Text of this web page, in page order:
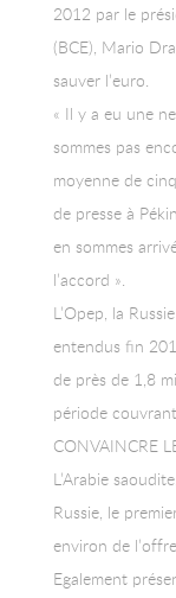
2012 par le
(BCE), Mario
sauver l’euro.
« Il y a eu une
sommes pas
moyenne de
de presse à
en sommes
l’accord ».
L’Opep, la
entendus fin
de près de 1,8
période
CONVAINCRE
L’Arabie
Russie, le
environ de
Egalement